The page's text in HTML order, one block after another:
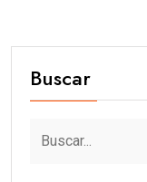
Buscar